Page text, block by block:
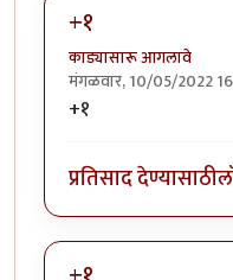
+१
काड्यासारू आगलावे
मंगळवार, 10/05/2022
+१
प्रतिसाद देण्यासाठी